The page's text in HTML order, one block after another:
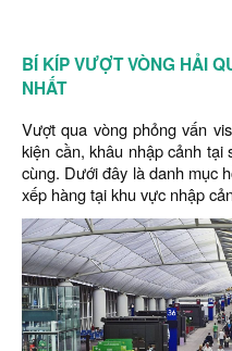
BÍ KÍP VƯỢT VÒNG HẢI
NHẤT
Vượt qua vòng phỏng vấn
kiện cần, khâu nhập cảnh tại
cùng. Dưới đây là danh mục
xếp hàng tại khu vực nhập